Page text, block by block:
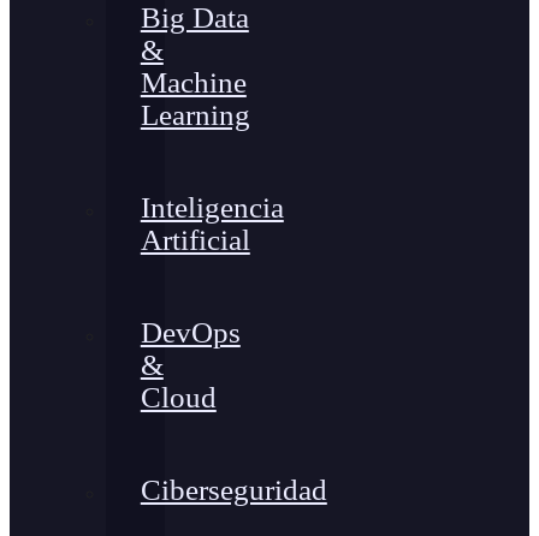
Big Data
&
Machine
Learning
Inteligencia
Artificial
DevOps
&
Cloud
Ciberseguridad